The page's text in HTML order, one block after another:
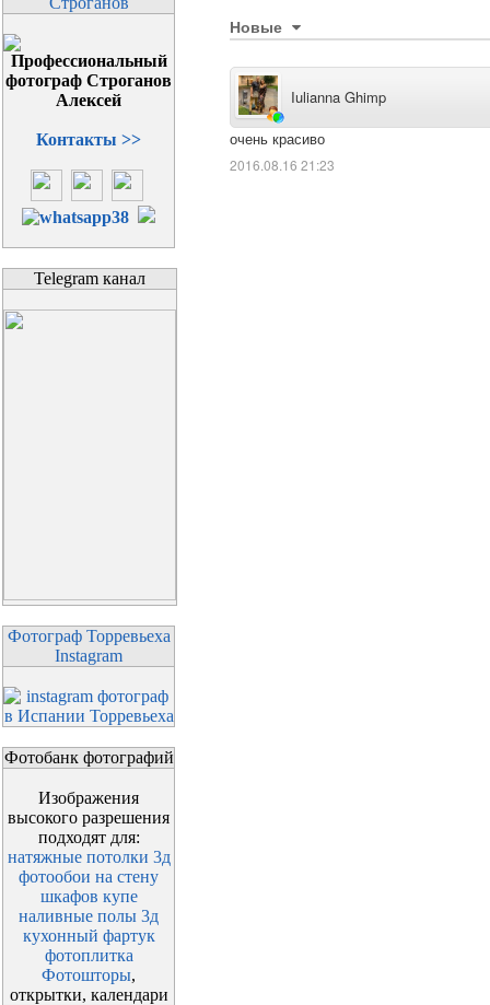
Контакты >>
Telegram канал
Фотограф Торревьеха
Instagram
Фотобанк фотографий
Изображения
высокого разрешения
подходят для:
натяжные потолки 3д
фотообои на стену
шкафов купе
наливные полы 3д
кухонный фартук
фотоплитка
Фотошторы,
открытки, календари
Новые
Iulianna Ghimp
очень красиво
2016.08.16 21:23